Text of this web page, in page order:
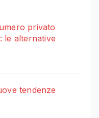
privato
le alternative
tendenze